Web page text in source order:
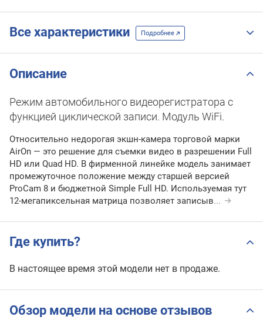
Все характеристики Подробнее
Описание
Режим автомобильного видеорегистратора с
функцией циклической записи. Модуль WiFi.
Относительно недорогая экшн-камера торговой марки
AirOn — это решение для съемки видео в разрешении Full
HD или Quad HD. В фирменной линейке модель занимает
промежуточное положение между старшей версией
ProCam 8 и бюджетной Simple Full HD. Используемая тут
12-мегапиксельная матрица позволяет записыв...
Где купить?
В настоящее время этой модели нет в продаже.
Обзор модели на основе отзывов